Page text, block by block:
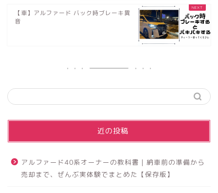
【車】アルファード バック時ブレーキ異
音
最近の投稿
アルファード40系オーナーの教科書｜納車前の準備から
売却まで、ぜんぶ実体験でまとめた【保存版】